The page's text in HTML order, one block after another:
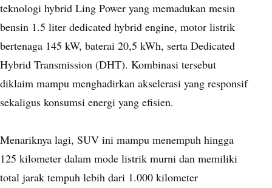
teknologi hybrid Ling Power yang memadukan mesin
bensin 1.5 liter dedicated hybrid engine, motor listrik
bertenaga 145 kW, baterai 20,5 kWh, serta Dedicated
Hybrid Transmission (DHT). Kombinasi tersebut
diklaim mampu menghadirkan akselerasi yang responsif
sekaligus konsumsi energi yang efisien.
Menariknya lagi, SUV ini mampu menempuh hingga
125 kilometer dalam mode listrik murni dan memiliki
total jarak tempuh lebih dari 1.000 kilometer